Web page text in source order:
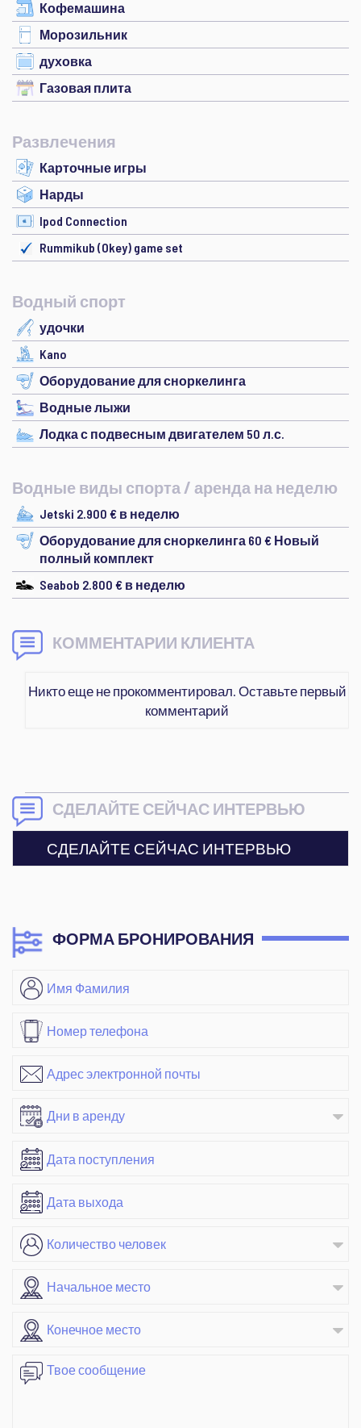
Кофемашина
Морозильник
духовка
Газовая плита
Развлечения
Карточные игры
Нарды
Ipod Connection
Rummikub (Okey) game set
Водный спорт
удочки
Kano
Оборудование для сноркелинга
Водные лыжи
Лодка с подвесным двигателем 50 л.с.
Водные виды спорта / аренда на неделю
Jetski 2.900 € в неделю
Оборудование для сноркелинга 60 € Новый
полный комплект
Seabob 2.800 € в неделю
КОММЕНТАРИИ КЛИЕНТА
Никто еще не прокомментировал. Оставьте первый
комментарий
СДЕЛАЙТЕ СЕЙЧАС ИНТЕРВЬЮ
СДЕЛАЙТЕ СЕЙЧАС ИНТЕРВЬЮ
ФОРМА БРОНИРОВАНИЯ